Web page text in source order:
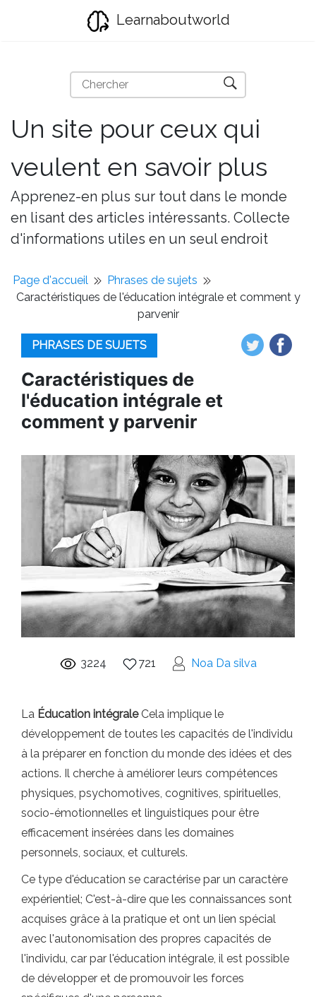
Learnaboutworld
Un site pour ceux qui
veulent en savoir plus
Apprenez-en plus sur tout dans le monde
en lisant des articles intéressants. Collecte
d'informations utiles en un seul endroit
Page d'accueil
Phrases de sujets
Caractéristiques de l'éducation intégrale et comment y
parvenir
PHRASES DE SUJETS
Caractéristiques de
l'éducation intégrale et
comment y parvenir
3224 721 Noa Da silva
La Éducation intégraleCela implique le
développement de toutes les capacités de l'individu
à la préparer en fonction du monde des idées et des
actions. Il cherche à améliorer leurs compétences
physiques, psychomotives, cognitives, spirituelles,
socio-émotionnelles et linguistiques pour être
efficacement insérées dans les domaines
personnels, sociaux, et culturels.
Ce type d'éducation se caractérise par un caractère
expérientiel; C'est-à-dire que les connaissances sont
acquises grâce à la pratique et ont un lien spécial
avec l'autonomisation des propres capacités de
l'individu, car par l'éducation intégrale, il est possible
de développer et de promouvoir les forces